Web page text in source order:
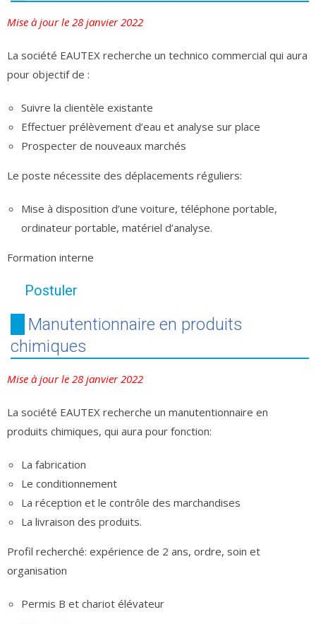
Mise à jour le 28 janvier 2022
La société EAUTEX recherche un technico commercial qui aura
pour objectif de :
Suivre la clientèle existante
Effectuer prélèvement d’eau et analyse sur place
Prospecter de nouveaux marchés
Le poste nécessite des déplacements réguliers:
Mise à disposition d’une voiture, téléphone portable,
ordinateur portable, matériel d’analyse.
Formation interne
Postuler
Manutentionnaire en produits
chimiques
Mise à jour le 28 janvier 2022
La société EAUTEX recherche un manutentionnaire en
produits chimiques, qui aura pour fonction:
La fabrication
Le conditionnement
La réception et le contrôle des marchandises
La livraison des produits.
Profil recherché: expérience de 2 ans, ordre, soin et
organisation
Permis B et chariot élévateur